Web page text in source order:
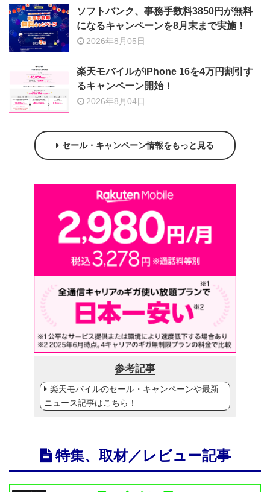
ソフトバンク、事務手数料3850円が無料
になるキャンペーンを8月末まで実施！
2026年8月05日
楽天モバイルがiPhone 16を4万円割引す
るキャンペーン開始！
2026年8月04日
セール・キャンペーン情報をもっと見る
参考記事
楽天モバイルのセール・キャンペーンや最新
ニュース記事はこちら！
特集、取材／レビュー記事